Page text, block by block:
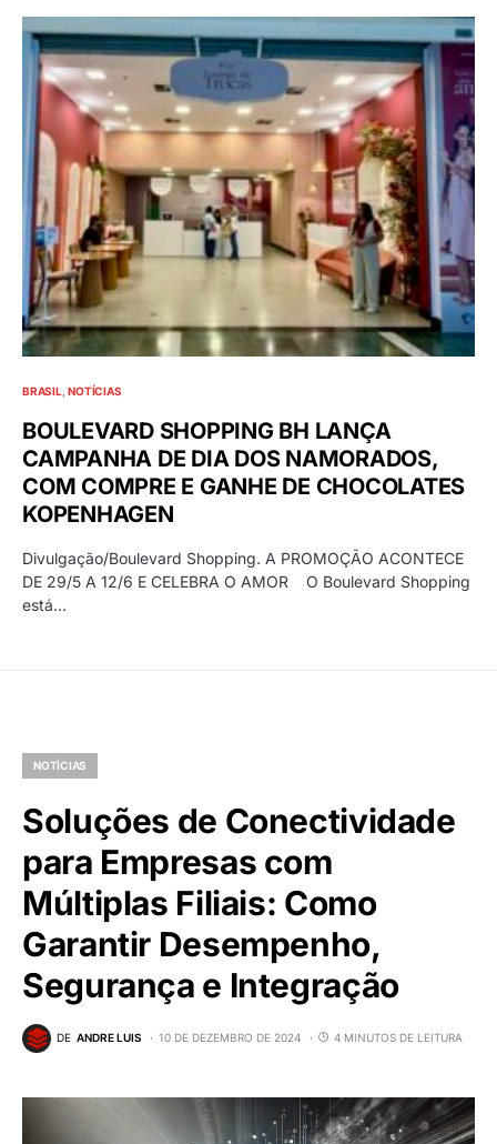
BRASIL NOTÍCIAS
BOULEVARD SHOPPING BH LANÇA
CAMPANHA DE DIA DOS NAMORADOS,
COM COMPRE E GANHE DE CHOCOLATES
KOPENHAGEN
Divulgação/Boulevard Shopping. A PROMOÇÃO ACONTECE
DE 29/5 A 12/6 E CELEBRA O AMOR O Boulevard Shopping
está…
NOTÍCIAS
Soluções de Conectividade
para Empresas com
Múltiplas Filiais: Como
Garantir Desempenho,
Segurança e Integração
DE ANDRE LUIS 10 DE DEZEMBRO DE 2024 4 MINUTOS DE LEITURA